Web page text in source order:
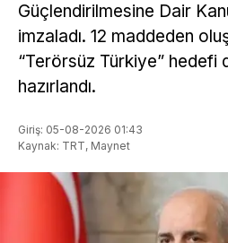
Güçlendirilmesine Dair
imzaladı. 12 maddeden
“Terörsüz Türkiye” hedefi
hazırlandı.
Giriş: 05-08-2026 01:43
Kaynak: TRT, Maynet